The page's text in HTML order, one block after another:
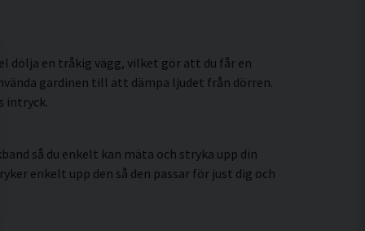
dölja en tråkig vägg, vilket gör att du får en
gardinen till att dämpa ljudet från dörren.
intryck.
så du enkelt kan mäta och stryka upp din
enkelt upp den så den passar för just dig och